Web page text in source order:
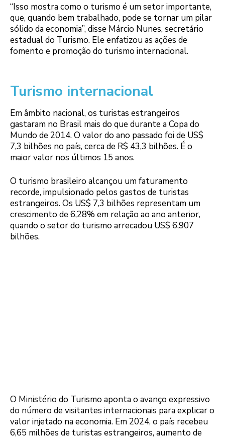
“Isso mostra como o turismo é um setor importante,
que, quando bem trabalhado, pode se tornar um pilar
sólido da economia”, disse Márcio Nunes, secretário
estadual do Turismo. Ele enfatizou as ações de
fomento e promoção do turismo internacional.
Turismo internacional
Em âmbito nacional, os turistas estrangeiros
gastaram no Brasil mais do que durante a Copa do
Mundo de 2014. O valor do ano passado foi de US$
7,3 bilhões no país, cerca de R$ 43,3 bilhões. É o
maior valor nos últimos 15 anos.
O turismo brasileiro alcançou um faturamento
recorde, impulsionado pelos gastos de turistas
estrangeiros. Os US$ 7,3 bilhões representam um
crescimento de 6,28% em relação ao ano anterior,
quando o setor do turismo arrecadou US$ 6,907
bilhões.
O Ministério do Turismo aponta o avanço expressivo
do número de visitantes internacionais para explicar o
valor injetado na economia. Em 2024, o país recebeu
6,65 milhões de turistas estrangeiros, aumento de